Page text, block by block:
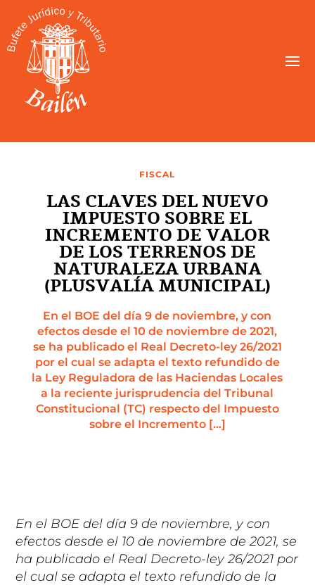
FISCAL
LAS CLAVES DEL NUEVO
IMPUESTO SOBRE EL
INCREMENTO DE VALOR
DE LOS TERRENOS DE
NATURALEZA URBANA
(PLUSVALÍA MUNICIPAL)
En el BOE del día 9 de noviembre, y con
efectos desde el 10 de noviembre de 2021,
se ha publicado el Real Decreto-ley 26/2021
por el cual se adapta el texto refundido de
la Ley Reguladora de las Haciendas Locales
a la reciente jurisprudencia del Tribunal
Constitucional (TC) respecto del Impuesto
sobre el Incremento […]
En el BOE del día 9 de noviembre, y con
efectos desde el 10 de noviembre de 2021, se
ha publicado el Real Decreto-ley 26/2021 por
el cual se adapta el texto refundido de la